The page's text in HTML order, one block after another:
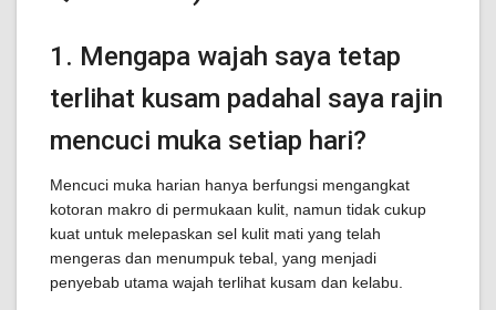
1. Mengapa wajah saya tetap
terlihat kusam padahal saya rajin
mencuci muka setiap hari?
Mencuci muka harian hanya berfungsi mengangkat
kotoran makro di permukaan kulit, namun tidak cukup
kuat untuk melepaskan sel kulit mati yang telah
mengeras dan menumpuk tebal, yang menjadi
penyebab utama wajah terlihat kusam dan kelabu.